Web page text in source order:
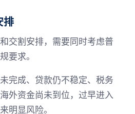
排
交割安排，需要同时考虑普
要求。
完成、贷款仍不稳定、税务
外资金尚未到位，过早进入
明显风险。